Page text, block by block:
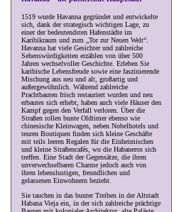
1519 wurde Havanna gegründet und entwickelte
sich, dank der strategisch wichtigen Lage, zu
einer der bedeutendsten Hafenstädte im
Karibikraum und zum „Tor zur Neuen Welt“.
Havanna hat viele Gesichter und zahlreiche
Sehenswürdigkeiten erzählen von über 500
Jahren wechselvoller Geschichte. Erleben Sie
karibische Lebensfreude sowie eine faszinierende
Mischung aus neu und alt, großartig und
außergewöhnlich. Während zahlreiche
Prachtbauten frisch restauriert wurden und neu
erbautes sich erhebt, haben auch viele Häuser den
Kampf gegen den Verfall verloren. Über die
Straßen rollen bunte Oldtimer ebenso wie
chinesische Kleinwagen, neben Nobelhotels und
teuren Boutiquen finden sich kleine Geschäfte
mit teils leeren Regalen für die Einheimischen
und kleine Straßencafés, wo die Habaneros sich
treffen. Eine Stadt der Gegensätze, die ihren
unverwechselbaren Charme jedoch auch von
ihren lebenslustigen, freundlichen und
gelassenen Einwohnern bezieht.
Sie tauchen in das bunter Treiben in der Altstadt
Habana Vieja ein, in der sich zahlreiche prächtige